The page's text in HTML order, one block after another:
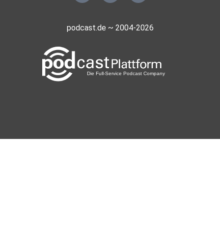
podcast.de ~ 2004-2026